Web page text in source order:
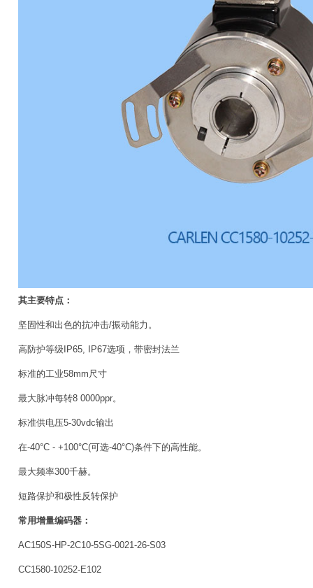
其主要特点：
坚固性和出色的抗冲击/振动能力。
高防护等级IP65, IP67选项，带密封法兰
标准的工业58mm尺寸
最大脉冲每转8 0000ppr。
标准供电压5-30vdc输出
在-40°C - +100°C(可选-40°C)条件下的高性能。
最大频率300千赫。
短路保护和极性反转保护
常用增量编码器：
AC150S-HP-2C10-5SG-0021-26-S03
CC1580-10252-E102